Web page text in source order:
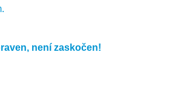
není zaskočen!